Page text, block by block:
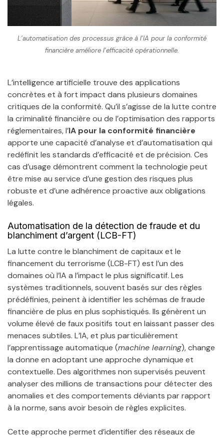
L’automatisation des processus grâce à l’IA pour la conformité
financière améliore l’efficacité opérationnelle.
L’intelligence artificielle trouve des applications
concrètes et à fort impact dans plusieurs domaines
critiques de la conformité. Qu’il s’agisse de la lutte contre
la criminalité financière ou de l’optimisation des rapports
réglementaires, l’IA pour la conformité financière
apporte une capacité d’analyse et d’automatisation qui
redéfinit les standards d’efficacité et de précision. Ces
cas d’usage démontrent comment la technologie peut
être mise au service d’une gestion des risques plus
robuste et d’une adhérence proactive aux obligations
légales.
Automatisation de la détection de fraude et du
blanchiment d’argent (LCB-FT)
La lutte contre le blanchiment de capitaux et le
financement du terrorisme (LCB-FT) est l’un des
domaines où l’IA a l’impact le plus significatif. Les
systèmes traditionnels, souvent basés sur des règles
prédéfinies, peinent à identifier les schémas de fraude
financière de plus en plus sophistiqués. Ils génèrent un
volume élevé de faux positifs tout en laissant passer des
menaces subtiles. L’IA, et plus particulièrement
l’apprentissage automatique (machine learning), change
la donne en adoptant une approche dynamique et
contextuelle. Des algorithmes non supervisés peuvent
analyser des millions de transactions pour détecter des
anomalies et des comportements déviants par rapport
à la norme, sans avoir besoin de règles explicites.
Cette approche permet d’identifier des réseaux de